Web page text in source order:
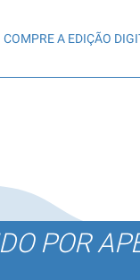
COMPRE A EDIÇÃO
POR